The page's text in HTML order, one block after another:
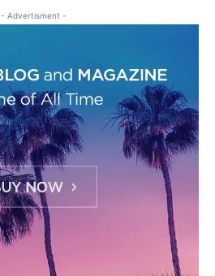
- Advertisment -